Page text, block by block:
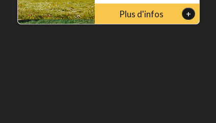
Plus d'infos +